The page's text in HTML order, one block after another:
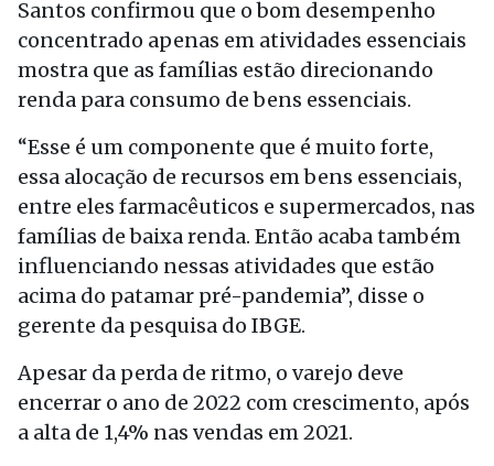
Santos confirmou que o bom desempenho
concentrado apenas em atividades essenciais
mostra que as famílias estão direcionando
renda para consumo de bens essenciais.
“Esse é um componente que é muito forte,
essa alocação de recursos em bens essenciais,
entre eles farmacêuticos e supermercados, nas
famílias de baixa renda. Então acaba também
influenciando nessas atividades que estão
acima do patamar pré-pandemia”, disse o
gerente da pesquisa do IBGE.
Apesar da perda de ritmo, o varejo deve
encerrar o ano de 2022 com crescimento, após
a alta de 1,4% nas vendas em 2021.